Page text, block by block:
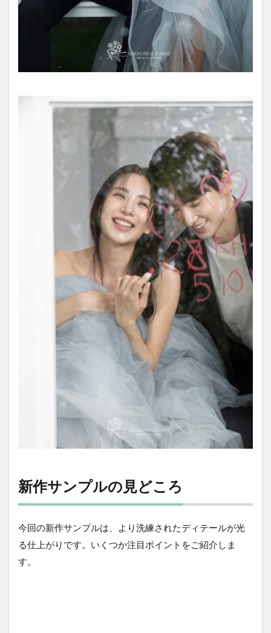
新作サンプルの見どころ
今回の新作サンプルは、より洗練されたディテールが光
る仕上がりです。いくつか注目ポイントをご紹介しま
す。